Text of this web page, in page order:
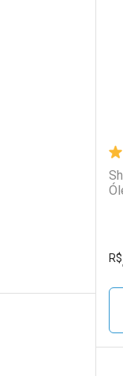
R$